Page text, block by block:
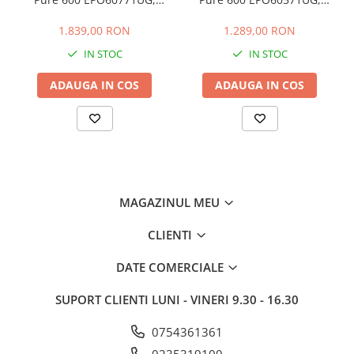
Gri urban
1.839,00 RON
IN STOC
ADAUGA IN COS
Gri urban
1.289,00 RON
IN STOC
ADAUGA IN COS
MAGAZINUL MEU
CLIENTI
DATE COMERCIALE
SUPORT CLIENTI LUNI - VINERI 9.30 - 16.30
0754361361